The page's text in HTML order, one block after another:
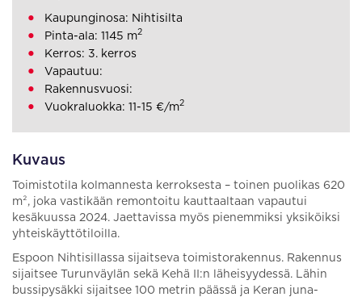
Kuvaus
Toimistotila kolmannesta kerroksesta – toinen puolikas 620
m², joka vastikään remontoitu kauttaaltaan vapautui
kesäkuussa 2024. Jaettavissa myös pienemmiksi yksiköiksi
yhteiskäyttötiloilla.
Espoon Nihtisillassa sijaitseva toimistorakennus. Rakennus
sijaitsee Turunväylän sekä Kehä II:n läheisyydessä. Lähin
bussipysäkki sijaitsee 100 metrin päässä ja Keran juna-
Kaupunginosa: Nihtisilta
Pinta-ala: 1145 m2
Kerros: 3. kerros
Vapautuu:
Rakennusvuosi:
Vuokraluokka: 11-15 €/m2